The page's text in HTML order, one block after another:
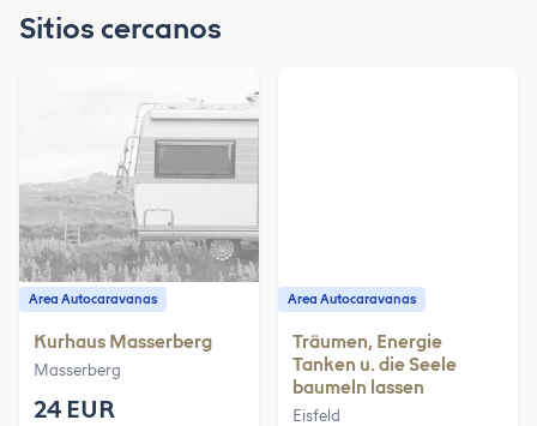
Sitios cercanos
Area Autocaravanas
Kurhaus Masserberg
Masserberg
24 EUR
Area Autocaravanas
Träumen, Energie
Tanken u. die Seele
baumeln lassen
Eisfeld